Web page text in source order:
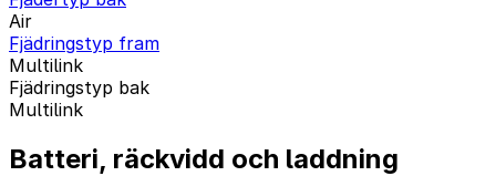
Air
Fjädringstyp fram
Multilink
Fjädringstyp bak
Multilink
Batteri, räckvidd och laddning